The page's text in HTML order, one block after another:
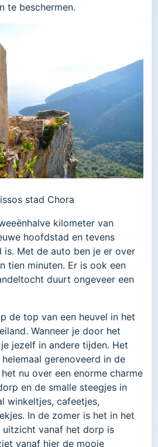
te beschermen.
stad Chora
kilometer van
hoofdstad en tevens
is. Met de auto ben je er over
tien minuten. Er is ook een
duurt ongeveer een
de top van een heuvel in het
Wanneer je door het
jezelf in andere tijden. Het
gerenoveerd in de
nu over een enorme charme
en de smalle steegjes in
winkeltjes, cafeetjes,
In de zomer is het in het
vanaf het dorp is
vanaf hier de mooie